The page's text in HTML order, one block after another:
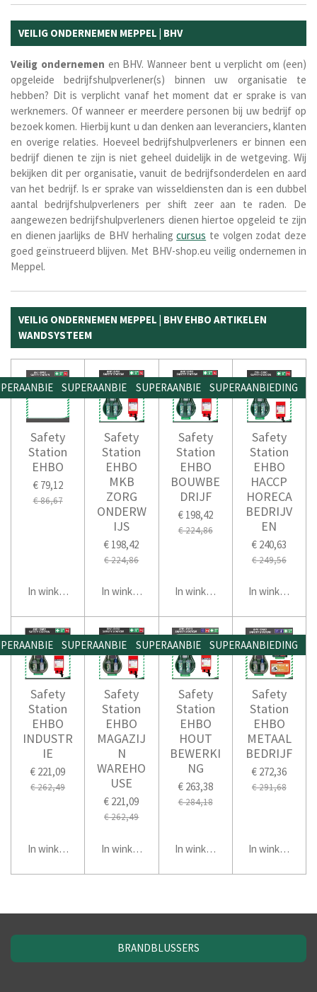
VEILIG ONDERNEMEN MEPPEL | BHV
Veilig ondernemen en BHV. Wanneer bent u verplicht om (een)
opgeleide bedrijfshulpverlener(s) binnen uw organisatie te
hebben? Dit is verplicht vanaf het moment dat er sprake is van
werknemers. Of wanneer er meerdere personen bij uw bedrijf op
bezoek komen. Hierbij kunt u dan denken aan leveranciers, klanten
en overige relaties. Hoeveel bedrijfshulpverleners er binnen een
bedrijf dienen te zijn is niet geheel duidelijk in de wetgeving. Wij
bekijken dit per organisatie, vanuit de bedrijfsonderdelen en aard
van het bedrijf. Is er sprake van wisseldiensten dan is een dubbel
aantal bedrijfshulpverleners per shift zeer aan te raden. De
aangewezen bedrijfshulpverleners dienen hiertoe opgeleid te zijn
en dienen jaarlijks de BHV herhalingcursus te volgen zodat deze
goed geïnstrueerd blijven. Met BHV-shop.eu veilig ondernemen in
Meppel.
VEILIG ONDERNEMEN MEPPEL | BHV EHBO ARTIKELEN
WANDSYSTEEM
Safety
Station
EHBO
€ 79,12
€ 86,67
In winkelwagen
SUPERAANBIEDING
Safety
Station
EHBO
MKB
ZORG
ONDERW
IJS
€ 198,42
€ 224,86
In winkelwagen
SUPERAANBIEDING
Safety
Station
EHBO
BOUWBE
DRIJF
€ 198,42
€ 224,86
In winkelwagen
SUPERAANBIEDING
Safety
Station
EHBO
HACCP
HORECA
BEDRIJV
EN
€ 240,63
€ 249,56
In winkelwagen
Safety
Station
EHBO
INDUSTR
IE
€ 221,09
€ 262,49
In winkelwagen
SUPERAANBIEDING
Safety
Station
EHBO
MAGAZIJ
N
WAREHO
USE
€ 221,09
€ 262,49
In winkelwagen
SUPERAANBIEDING
Safety
Station
EHBO
HOUT
BEWERKI
NG
€ 263,38
€ 284,18
In winkelwagen
SUPERAANBIEDING
Safety
Station
EHBO
METAAL
BEDRIJF
€ 272,36
€ 291,68
In winkelwagen
BRANDBLUSSERS